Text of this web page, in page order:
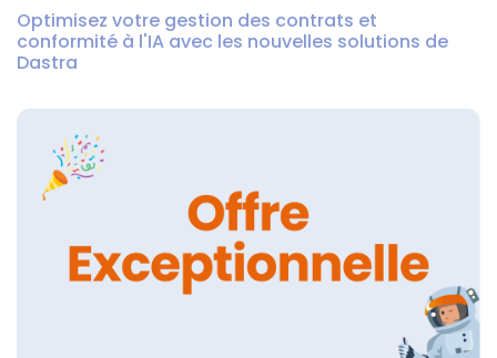
Optimisez votre gestion des contrats et
conformité à l'IA avec les nouvelles solutions de
Dastra